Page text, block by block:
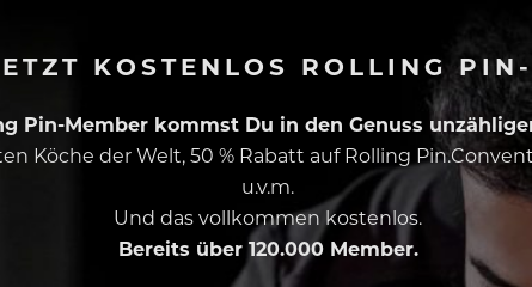
KOSTENLOS ROLLING
Pin-Member kommst Du in den Genuss
Köche der Welt, 50 % Rabatt auf Rolling
u.v.m.
Und das vollkommen kostenlos.
Bereits über 120.000 Member.